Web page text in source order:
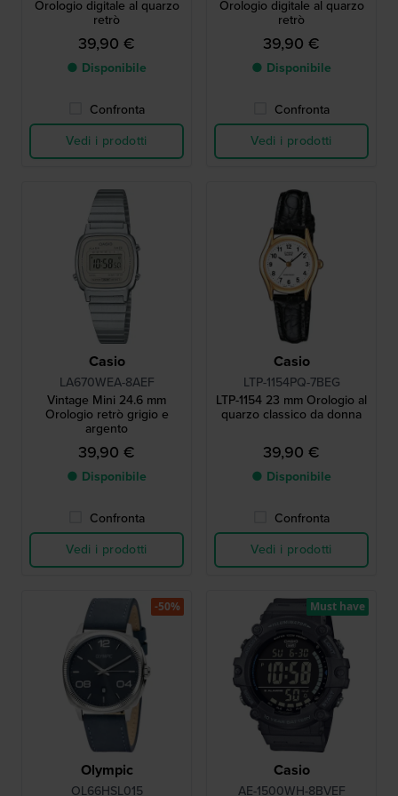
Orologio digitale al quarzo
retrò
39,90 €
● Disponibile
Confronta
Vedi i prodotti
Orologio digitale al quarzo
retrò
39,90 €
● Disponibile
Confronta
Vedi i prodotti
Casio
LA670WEA-8AEF
Vintage Mini 24.6 mm
Orologio retrò grigio e
argento
39,90 €
● Disponibile
Confronta
Vedi i prodotti
Casio
LTP-1154PQ-7BEG
LTP-1154 23 mm Orologio al
quarzo classico da donna
39,90 €
● Disponibile
Confronta
Vedi i prodotti
Olympic
OL66HSL015
-50%
Casio
AE-1500WH-8BVEF
Must have